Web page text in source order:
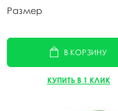
Размер
В КОРЗИНУ
КУПИТЬ В 1 КЛИК